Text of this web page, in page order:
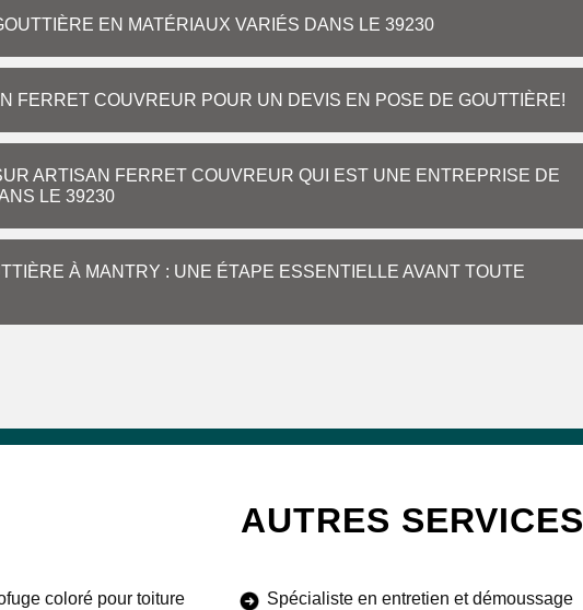
EN MATÉRIAUX VARIÉS DANS LE 39230
FERRET COUVREUR POUR UN DEVIS EN POSE DE GOUTTIÈRE!
ARTISAN FERRET COUVREUR QUI EST UNE ENTREPRISE DE
LE 39230
À MANTRY : UNE ÉTAPE ESSENTIELLE AVANT TOUTE
AUTRES SERVICES
coloré pour toiture
Spécialiste en entretien et démoussage